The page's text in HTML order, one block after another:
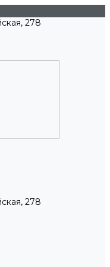
278
278